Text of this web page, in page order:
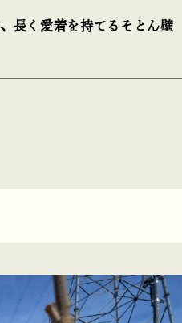
長く愛着を持てるそとん壁